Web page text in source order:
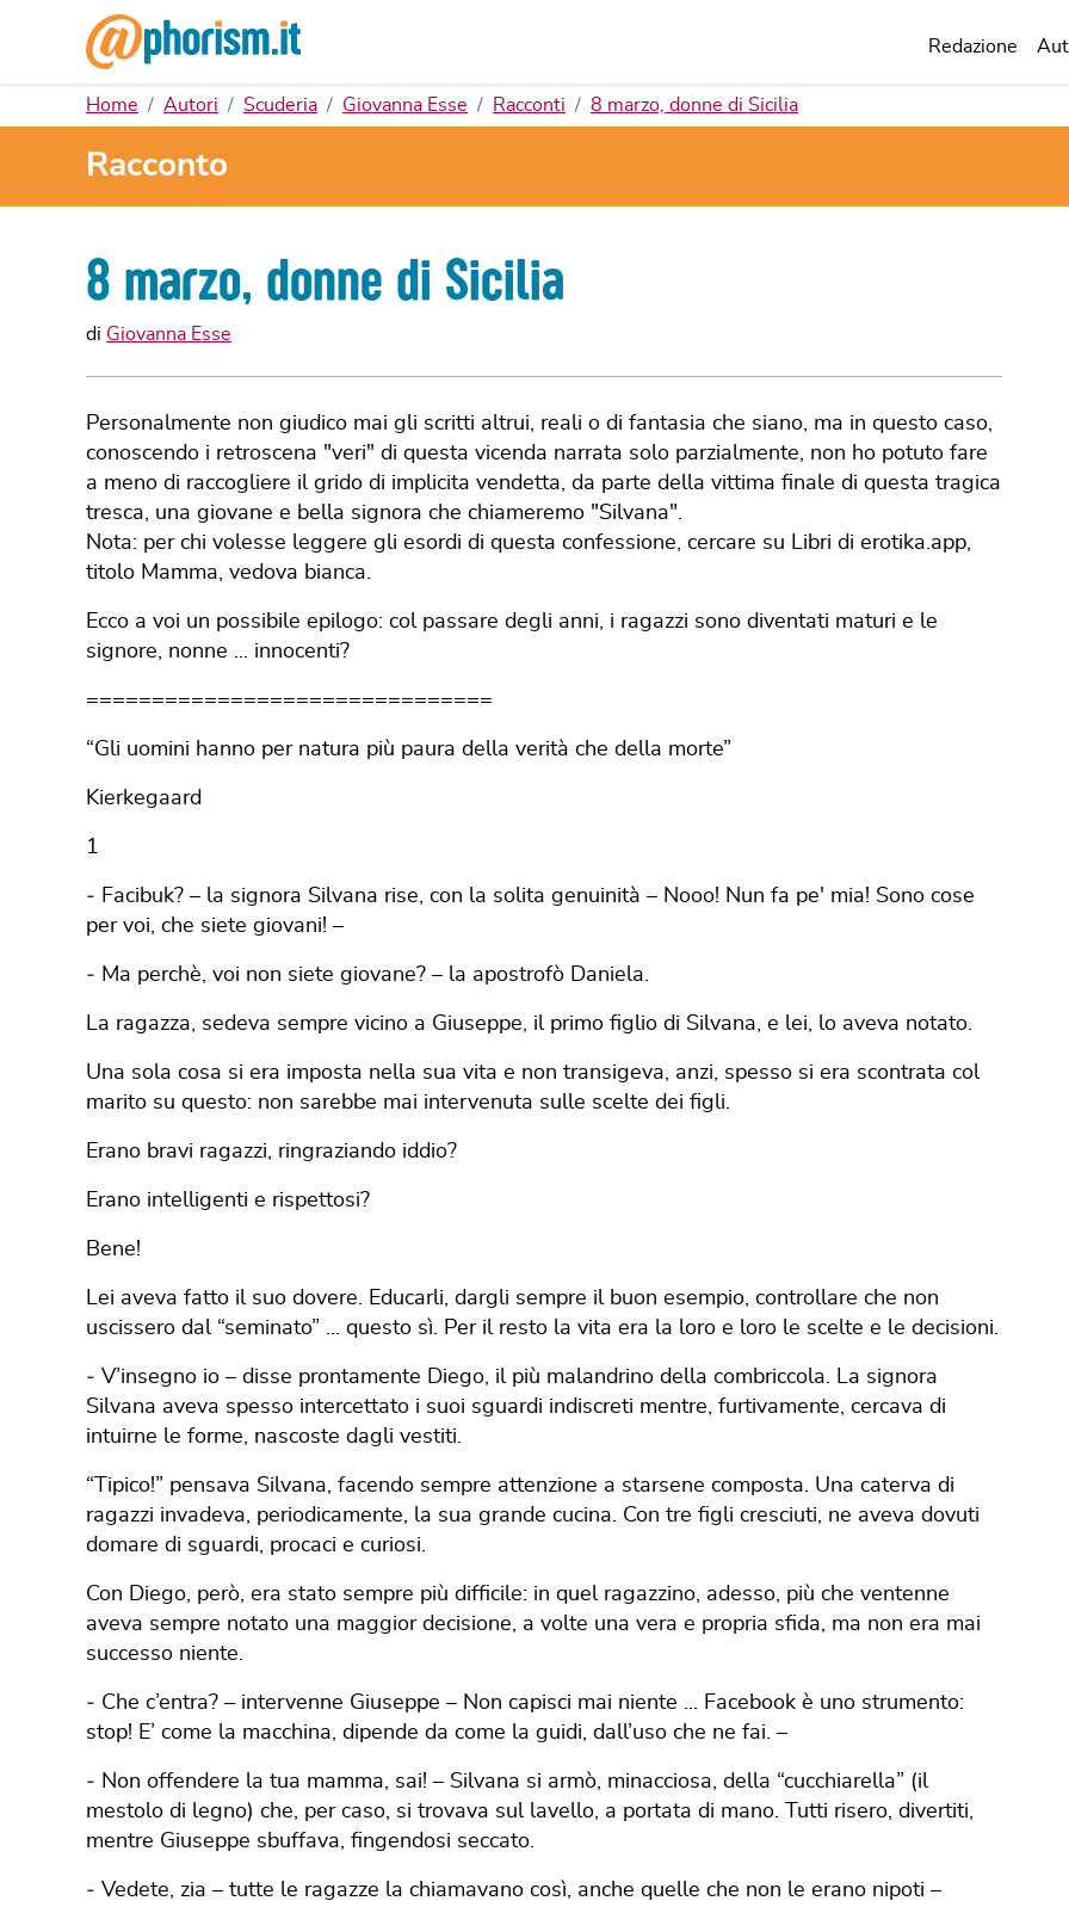
Redazione
Home Autori Scuderia Giovanna Esse Racconti 8 marzo, donne di Sicilia
Racconto
8 marzo, donne di Sicilia
di Giovanna Esse
Personalmente non giudico mai gli scritti altrui, reali o di fantasia che siano, ma in questo caso,
conoscendo i retroscena "veri" di questa vicenda narrata solo parzialmente, non ho potuto fare
a meno di raccogliere il grido di implicita vendetta, da parte della vittima finale di questa tragica
tresca, una giovane e bella signora che chiameremo "Silvana".
Nota: per chi volesse leggere gli esordi di questa confessione, cercare su Libri di erotika.app,
titolo Mamma, vedova bianca.
Ecco a voi un possibile epilogo: col passare degli anni, i ragazzi sono diventati maturi e le
signore, nonne ... innocenti?
===============================
“Gli uomini hanno per natura più paura della verità che della morte”
Kierkegaard
1
‐ Facibuk? – la signora Silvana rise, con la solita genuinità – Nooo! Nun fa pe' mia! Sono cose
per voi, che siete giovani! –
‐ Ma perchè, voi non siete giovane? – la apostrofò Daniela.
La ragazza, sedeva sempre vicino a Giuseppe, il primo figlio di Silvana, e lei, lo aveva notato.
Una sola cosa si era imposta nella sua vita e non transigeva, anzi, spesso si era scontrata col
marito su questo: non sarebbe mai intervenuta sulle scelte dei figli.
Erano bravi ragazzi, ringraziando iddio?
Erano intelligenti e rispettosi?
Bene!
Lei aveva fatto il suo dovere. Educarli, dargli sempre il buon esempio, controllare che non
uscissero dal “seminato” ... questo sì. Per il resto la vita era la loro e loro le scelte e le decisioni.
‐ V’insegno io – disse prontamente Diego, il più malandrino della combriccola. La signora
Silvana aveva spesso intercettato i suoi sguardi indiscreti mentre, furtivamente, cercava di
intuirne le forme, nascoste dagli vestiti.
“Tipico!” pensava Silvana, facendo sempre attenzione a starsene composta. Una caterva di
ragazzi invadeva, periodicamente, la sua grande cucina. Con tre figli cresciuti, ne aveva dovuti
domare di sguardi, procaci e curiosi.
Con Diego, però, era stato sempre più difficile: in quel ragazzino, adesso, più che ventenne
aveva sempre notato una maggior decisione, a volte una vera e propria sfida, ma non era mai
successo niente.
‐ Che c’entra? – intervenne Giuseppe – Non capisci mai niente ... Facebook è uno strumento:
stop! E’ come la macchina, dipende da come la guidi, dall’uso che ne fai. –
‐ Non offendere la tua mamma, sai! – Silvana si armò, minacciosa, della “cucchiarella” (il
mestolo di legno) che, per caso, si trovava sul lavello, a portata di mano. Tutti risero, divertiti,
mentre Giuseppe sbuffava, fingendosi seccato.
‐ Vedete, zia – tutte le ragazze la chiamavano così, anche quelle che non le erano nipoti –